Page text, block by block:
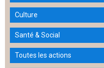
Culture
Santé & Social
Toutes les actions